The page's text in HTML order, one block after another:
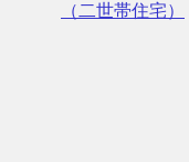
（二世帯住宅）